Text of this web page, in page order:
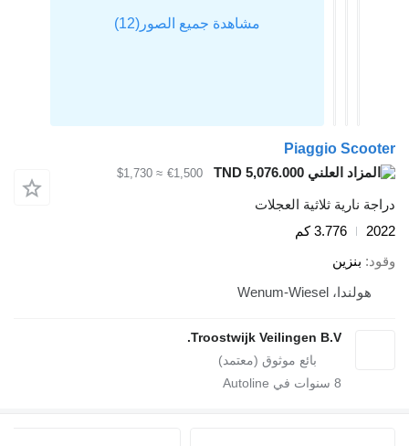
Piaggio Scooter
€1,500
≈ $1,730
دراجة نارية ثلاثية العجلات
2022
3.776 كم
وقود بنزين
هولندا، Wenum-Wiesel
Troostwijk Veilingen B.V.
8 سنوات في Autoline